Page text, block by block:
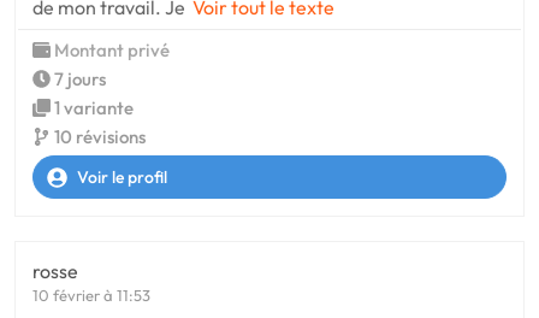
de mon travail. Je Voir tout le texte
Montant privé
7 jours
1 variante
10 révisions
Voir le profil
rosse
10 février à 11:53